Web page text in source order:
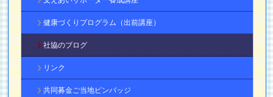
健康づくりプログラム（出前講座）
社協のブログ
リンク
共同募金ご当地ピンバッジ